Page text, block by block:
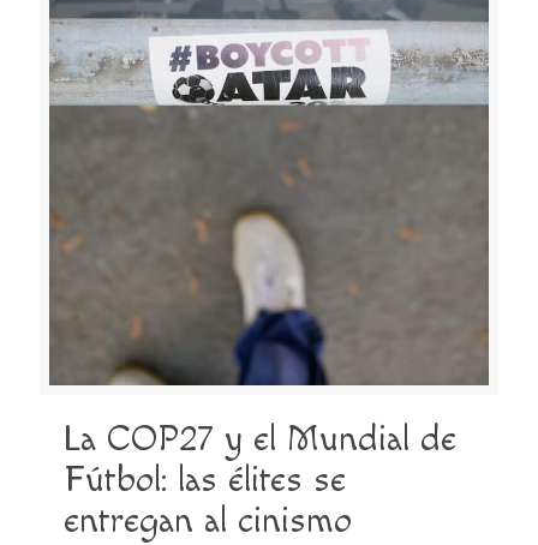
La COP27 y el Mundial de
Fútbol: las élites se
entregan al cinismo